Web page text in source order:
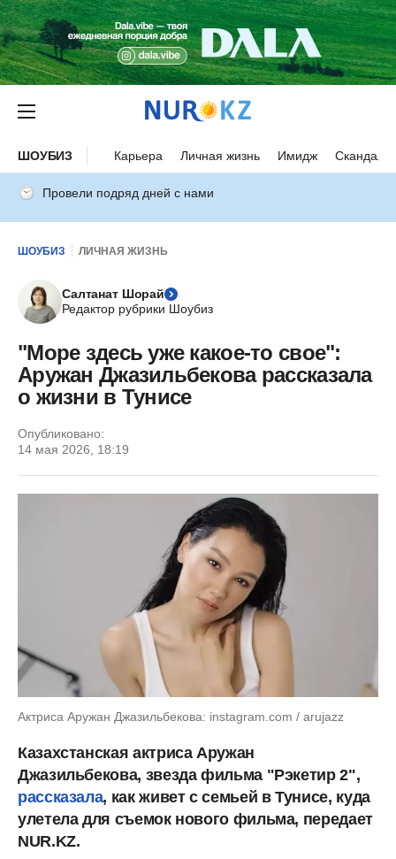
ШОУБИЗ Карьера Личная жизнь Имидж Скандалы
Провели подряд дней с нами
ШОУБИЗ ЛИЧНАЯ ЖИЗНЬ
Салтанат Шорай
Редактор рубрики Шоубиз
"Море здесь уже какое-то свое":
Аружан Джазильбекова рассказала
о жизни в Тунисе
Опубликовано:
14 мая 2026, 18:19
Актриса Аружан Джазильбекова: instagram.com / arujazz
Казахстанская актриса Аружан
Джазильбекова, звезда фильма "Рэкетир 2",
рассказала, как живет с семьей в Тунисе, куда
улетела для съемок нового фильма, передает
NUR.KZ.